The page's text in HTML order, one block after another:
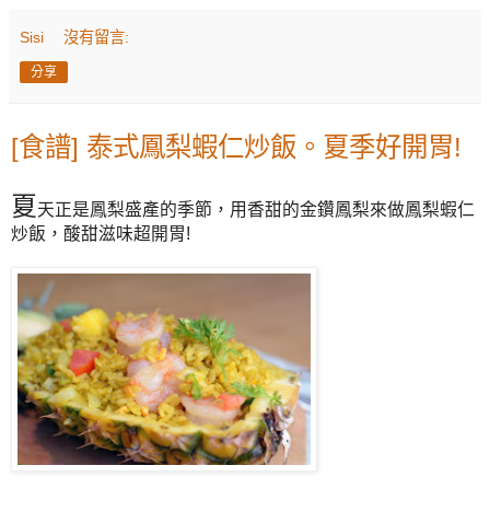
Sisi 沒有留言:
分享
[食譜] 泰式鳳梨蝦仁炒飯。夏季好開胃!
夏 天正是鳳梨盛產的季節，用香甜的金鑽鳳梨來做鳳梨蝦仁
炒飯，酸甜滋味超開胃!